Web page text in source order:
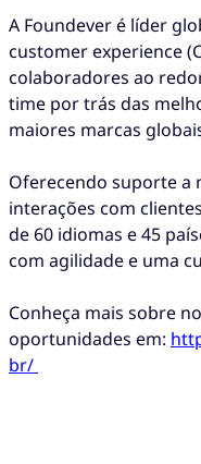
A Foundever é líder
customer experience
colaboradores ao
time por trás das
maiores marcas
Oferecendo suporte a
interações com
de 60 idiomas e 45
com agilidade e uma
Conheça mais sobre
oportunidades em:
br/